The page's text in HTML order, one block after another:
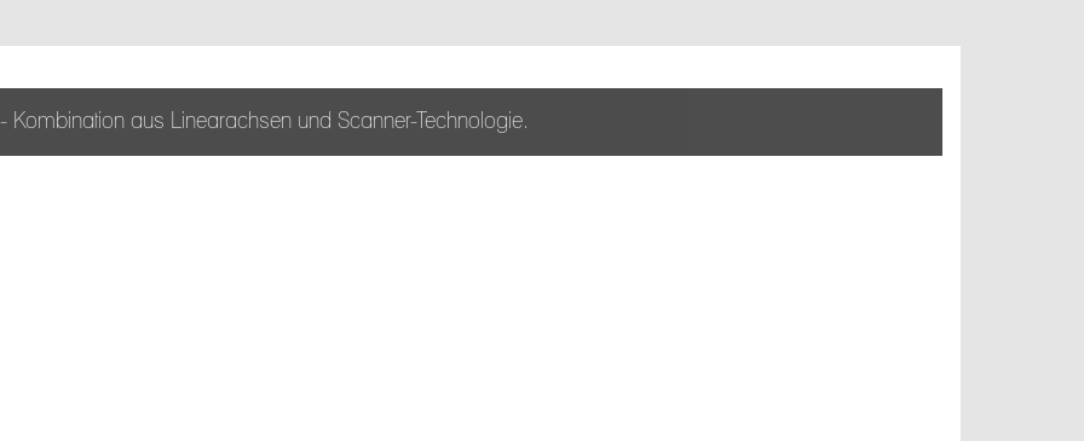
Kombination aus Linearachsen und Scanner-Technologie.